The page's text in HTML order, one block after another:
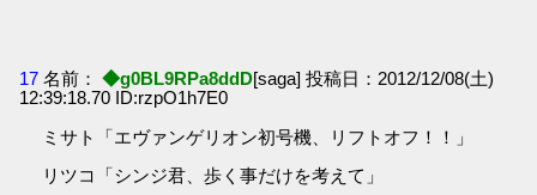
17 名前： ◆g0BL9RPa8ddD[saga] 投稿日：2012/12/08(土)
12:39:18.70 ID:rzpO1h7E0
ミサト「エヴァンゲリオン初号機、リフトオフ！！」
リツコ「シンジ君、歩く事だけを考えて」